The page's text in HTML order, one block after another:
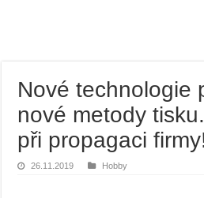
Nové technologie
nové metody
při propagaci
26.11.2019 Hobby